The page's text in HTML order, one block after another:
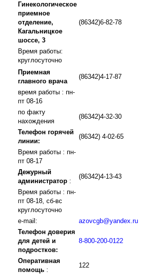
Гинекологическое
приемное
отделение,
Кагальницкое
шоссе, 3
(86342)6-82-78
Время работы:
круглосуточно
Приемная
главного врача
(86342)4-17-87
время работы : пн-
пт 08-16
по факту
нахождения
(86342)4-32-30
Телефон горячей
линии:
(86342) 4-02-65
Время работы : пн-
пт 08-17
Дежурный
администратор :
(86342)4-13-43
Время работы : пн-
пт 08-18, сб-вс
круглосуточно
e-mail:
azovcgb@yandex.ru
Телефон доверия
для детей и
подростков:
8-800-200-0122
Оперативная
помощь :
122